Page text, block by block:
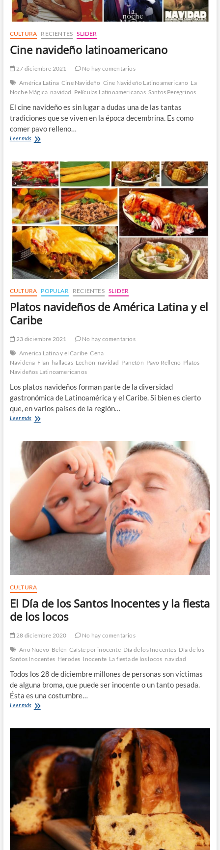
CULTURA RECIENTES SLIDER
Cine navideño latinoamericano
27 diciembre 2021
No hay comentarios
América Latina Cine Navideño Cine Navideño Latinoamericano La
Noche Mágica navidad Películas Latinoamericanas Santos Peregrinos
El cine navideño es sin lugar a dudas una de las tantas
tradiciones que se viven en la época decembrina. Es como
comer pavo relleno…
Leer másCine
CULTURA POPULAR RECIENTES SLIDER
Platos navideños de América Latina y el
Caribe
23 diciembre 2021
No hay comentarios
America Latina y el Caribe Cena
Navideña Flan hallacas Lechón navidad Panetón Pavo Relleno Platos
Navideños Latinoamericanos
Los platos navideños forman parte de la diversidad
gastronómica de Latinoamérica y el Caribe. Si bien es cierto
que, en varios países de la región…
Leer másPlatos
América
y
el
Caribe
CULTURA
El Día de los Santos Inocentes y la fiesta
de los locos
28 diciembre 2020
No hay comentarios
Año Nuevo Belén Caíste por inocente Día de los Inocentes Día de los
Santos Inocentes Herodes Inocente La fiesta de los locos navidad
Todos los 28 de diciembre millones de personas son víctimas
de alguna broma, que puede ser inocente o un tanto pesada.
Ésta es una costumbre…
Leer másEl
Inocentes
y
la
fiesta
de
los
locos